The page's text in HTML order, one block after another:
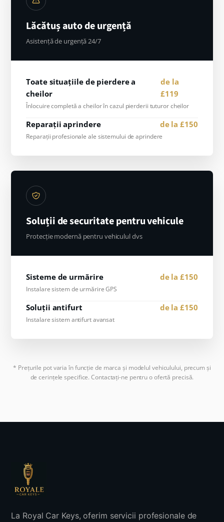
Lăcătuș auto de urgență
Asistență de urgență 24/7
Toate situațiile de pierdere a
cheilor
de la
£119
Înlocuire completă a cheilor în cazul pierderii tuturor cheilor
Reparații aprindere de la £150
Reparații profesionale ale sistemului de aprindere
Soluții de securitate pentru vehicule
Protecție modernă pentru vehiculul dvs
Sisteme de urmărire de la £150
Instalare sistem de urmărire GPS
Soluții antifurt de la £150
Instalare sistem antifurt avansat
* Prețurile pot varia în funcție de marca și modelul vehiculului, precum și
de cerințele specifice. Contactați-ne pentru o ofertă precisă.
La Royal Car Keys, oferim servicii profesionale de